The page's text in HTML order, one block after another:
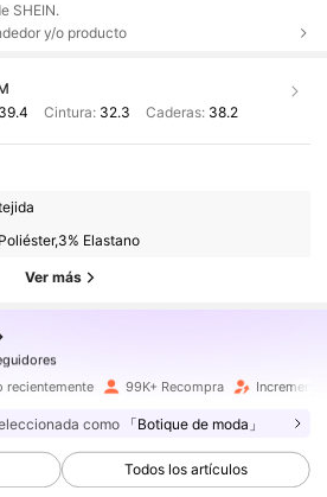
SHEIN.
y/o producto
39.4 Cintura: 32.3 Caderas: 38.2
Elastano
Ver más
1 día
recientemente 99K+ Recompra
como 「Botique de moda」
Todos los artículos